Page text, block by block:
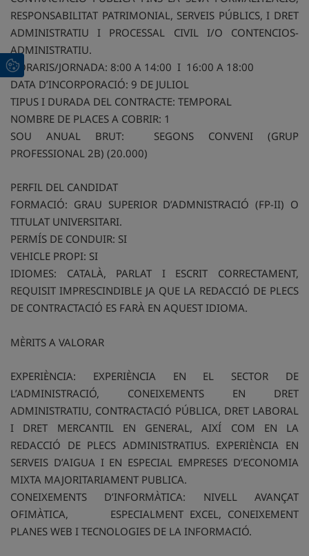
RESPONSABILITAT PATRIMONIAL, SERVEIS PÚBLICS, I DRET
ADMINISTRATIU I PROCESSAL CIVIL I/O CONTENCIOS-
ADMINISTRATIU.
HORARIS/JORNADA: 8:00 A 14:00 I 16:00 A 18:00
DATA D’INCORPORACIÓ: 9 DE JULIOL
TIPUS I DURADA DEL CONTRACTE: TEMPORAL
NOMBRE DE PLACES A COBRIR: 1
SOU ANUAL BRUT: SEGONS CONVENI (GRUP
PROFESSIONAL 2B) (20.000)
PERFIL DEL CANDIDAT
FORMACIÓ: GRAU SUPERIOR D’ADMNISTRACIÓ (FP-II) O
TITULAT UNIVERSITARI.
PERMÍS DE CONDUIR: SI
VEHICLE PROPI: SI
IDIOMES: CATALÀ, PARLAT I ESCRIT CORRECTAMENT,
REQUISIT IMPRESCINDIBLE JA QUE LA REDACCIÓ DE PLECS
DE CONTRACTACIÓ ES FARÀ EN AQUEST IDIOMA.
MÈRITS A VALORAR
EXPERIÈNCIA: EXPERIÈNCIA EN EL SECTOR DE
L’ADMINISTRACIÓ, CONEIXEMENTS EN DRET
ADMINISTRATIU, CONTRACTACIÓ PÚBLICA, DRET LABORAL
I DRET MERCANTIL EN GENERAL, AIXÍ COM EN LA
REDACCIÓ DE PLECS ADMINISTRATIUS. EXPERIÈNCIA EN
SERVEIS D’AIGUA I EN ESPECIAL EMPRESES D’ECONOMIA
MIXTA MAJORITARIAMENT PUBLICA.
CONEIXEMENTS D’INFORMÀTICA: NIVELL AVANÇAT
OFIMÀTICA, ESPECIALMENT EXCEL, CONEIXEMENT
PLANES WEB I TECNOLOGIES DE LA INFORMACIÓ.